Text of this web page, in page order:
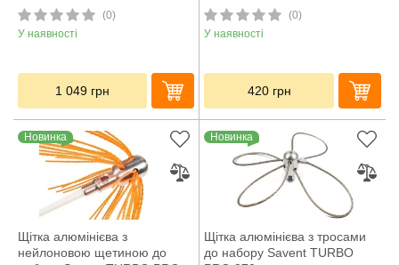
(0)
У наявності
1 049 грн
(0)
У наявності
420 грн
Новинка
Щітка алюмінієва з
нейлоновою щетиною до
Новинка
Щітка алюмінієва з тросами
до набору Savent TURBO